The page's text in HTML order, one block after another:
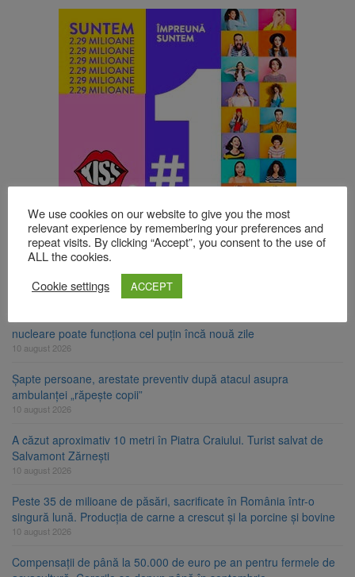
TOP ȘTIRI
Noi reguli pentru românii care aduc țigări și alcool din UE
10 august 2026
nucleare poate funcționa cel puțin încă nouă zile
10 august 2026
Șapte persoane, arestate preventiv după atacul asupra
ambulanței „răpește copii”
10 august 2026
A căzut aproximativ 10 metri în Piatra Craiului. Turist salvat de
Salvamont Zărnești
10 august 2026
Peste 35 de milioane de păsări, sacrificate în România într-o
singură lună. Producția de carne a crescut și la porcine și bovine
10 august 2026
Compensații de până la 50.000 de euro pe an pentru fermele de
We use cookies on our website to give you the most
relevant experience by remembering your preferences and
repeat visits. By clicking “Accept”, you consent to the use of
ALL the cookies.
Cookie settings
ACCEPT